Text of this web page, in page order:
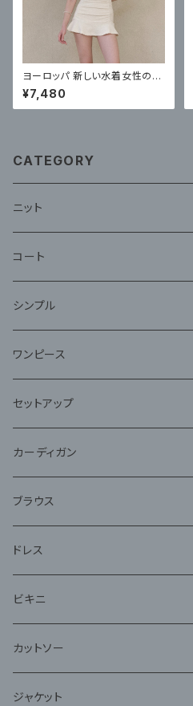
ヨーロッパ 新しい水着女性のワ
ンピーススカートスタイルハイエ
ンド
¥7,480
CATEGORY
ニット
コート
ファー
シンプル
ワンピース
セットアップ
ジャケット
アンサンブル
カーディガン
ブラウス
ドレス
ビキニ
カットソー
ジャケット